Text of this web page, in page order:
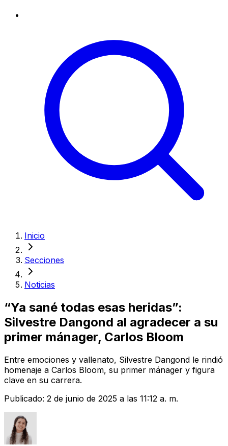
Inicio
Secciones
Noticias
“Ya sané todas esas heridas”:
Silvestre Dangond al agradecer a su
primer mánager, Carlos Bloom
Entre emociones y vallenato, Silvestre Dangond le rindió
homenaje a Carlos Bloom, su primer mánager y figura
clave en su carrera.
Publicado: 2 de junio de 2025 a las 11:12 a. m.